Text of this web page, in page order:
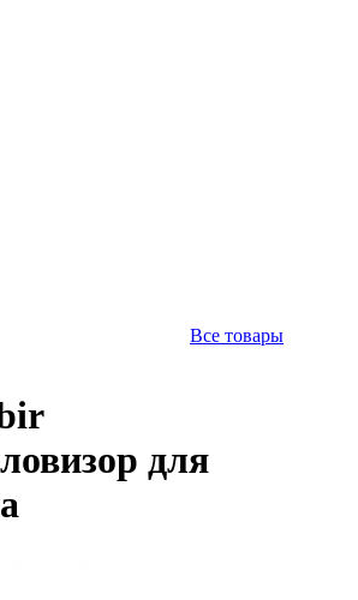
Все товары
для